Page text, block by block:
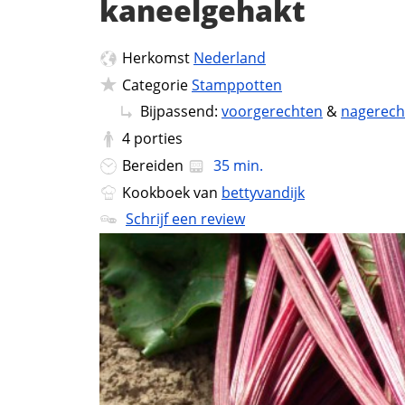
kaneelgehakt
Herkomst Nederland
CategorieStamppotten
Bijpassend: voorgerechten &
4 porties
Bereiden
35 min.
Kookboek van bettyvandijk
Schrijf een review